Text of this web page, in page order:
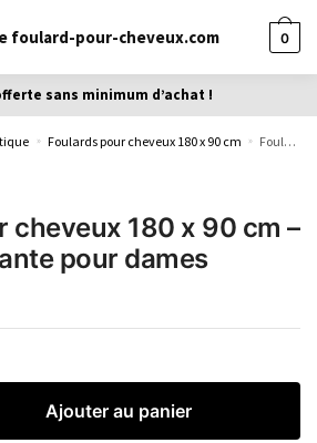
0
sans minimum d’achat !
» Foulards pour cheveux 180 x 90 cm » Foulards pour cheveux 180 x 90 cm – écharpe élégante pour dames
cheveux 180 x 90 cm –
pour dames
Ajouter au panier